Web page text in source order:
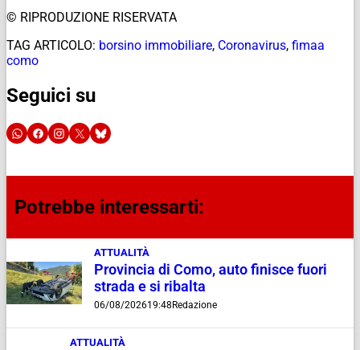
© RIPRODUZIONE RISERVATA
TAG ARTICOLO: borsino immobiliare, Coronavirus, fimaa
como
Seguici su
Potrebbe interessarti:
ATTUALITÀ
Provincia di Como, auto finisce fuori
strada e si ribalta
06/08/202619:48 Redazione
ATTUALITÀ